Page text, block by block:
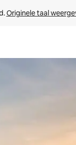
Originele taal